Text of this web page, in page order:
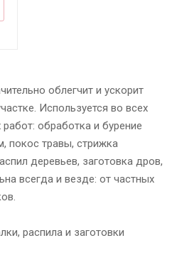
облегчит и ускорит
Используется во всех
обработка и бурение
покос травы, стрижка
деревьев, заготовка дров,
всегда и везде: от частных
распила и заготовки